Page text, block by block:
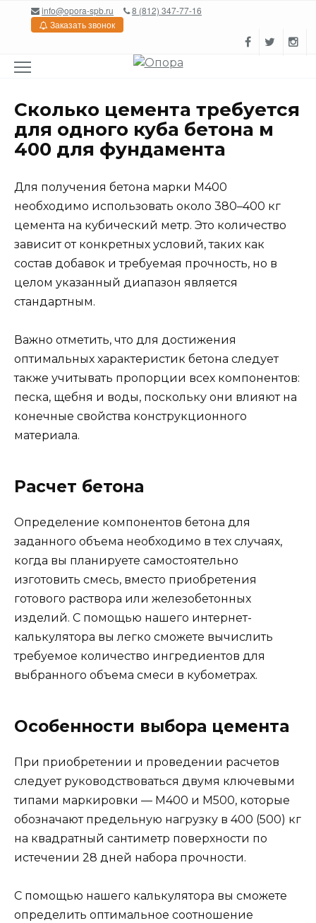
Перейтиinfo@opora-spb.ru
8 (812) 347-77-16
Заказать звонок
Сколько цемента требуется
для одного куба бетона м
400 для фундамента
Для получения бетона марки М400
необходимо использовать около 380–400 кг
цемента на кубический метр. Это количество
зависит от конкретных условий, таких как
состав добавок и требуемая прочность, но в
целом указанный диапазон является
стандартным.
Важно отметить, что для достижения
оптимальных характеристик бетона следует
также учитывать пропорции всех компонентов:
песка, щебня и воды, поскольку они влияют на
конечные свойства конструкционного
материала.
Расчет бетона
Определение компонентов бетона для
заданного объема необходимо в тех случаях,
когда вы планируете самостоятельно
изготовить смесь, вместо приобретения
готового раствора или железобетонных
изделий. С помощью нашего интернет-
калькулятора вы легко сможете вычислить
требуемое количество ингредиентов для
выбранного объема смеси в кубометрах.
Особенности выбора цемента
При приобретении и проведении расчетов
следует руководствоваться двумя ключевыми
типами маркировки — М400 и М500, которые
обозначают предельную нагрузку в 400 (500) кг
на квадратный сантиметр поверхности по
истечении 28 дней набора прочности.
С помощью нашего калькулятора вы сможете
определить оптимальное соотношение